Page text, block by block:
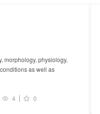
morphology, physiology,
as well as
4 0